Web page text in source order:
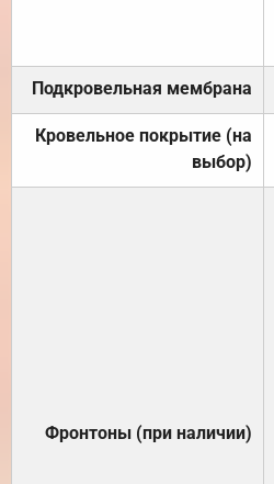
Подкровельная мембрана
Кровельное покрытие (на
выбор)
Фронтоны (при наличии)